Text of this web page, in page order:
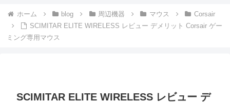
ホーム blog 周辺機器 マウス
Corsair
SCIMITAR ELITE WIRELESS レビュー デメリット Corsair ゲー
ミング専用マウス
SCIMITAR ELITE WIRELESS レビュー デ